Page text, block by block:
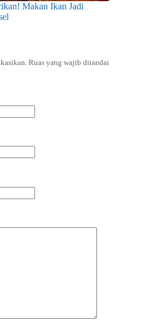
Makan Ikan Jadi
Ruas yang wajib ditandai